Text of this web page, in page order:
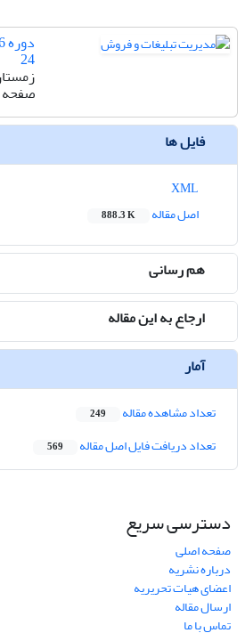
24
زمستان
صفحه
فایل ها
اصل مقاله
888.3 K
هم رسانی
ارجاع به این مقاله
آمار
تعداد مشاهده مقاله 249
تعداد دریافت فایل اصل مقاله 569
دسترسی سریع
صفحه اصلی
درباره نشریه
اعضای هیات تحریریه
ارسال مقاله
تماس با ما